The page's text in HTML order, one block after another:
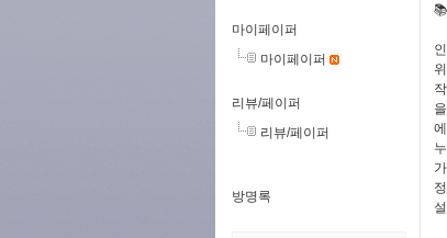
마이페이퍼
마이페이퍼
리뷰/페이퍼
리뷰/페이퍼
방명록